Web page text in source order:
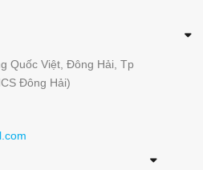
Quốc Việt, Đông Hải, Tp
Đông Hải)